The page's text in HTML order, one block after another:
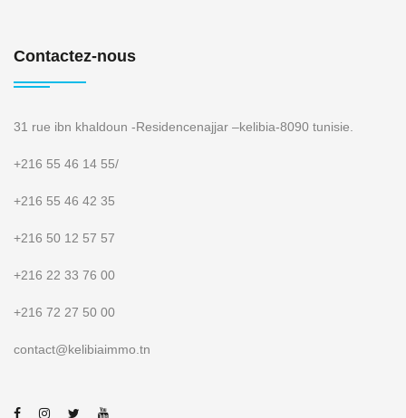
Contactez-nous
31 rue ibn khaldoun -Residencenajjar –kelibia-8090 tunisie.
+216 55 46 14 55/
+216 55 46 42 35
+216 50 12 57 57
+216 22 33 76 00
+216 72 27 50 00
contact@kelibiaimmo.tn